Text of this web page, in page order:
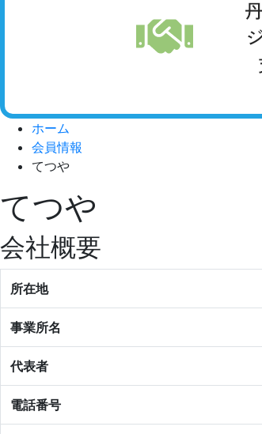
ホーム
会員情報
てつや
てつや
会社概要
所在地
事業所名
代表者
電話番号